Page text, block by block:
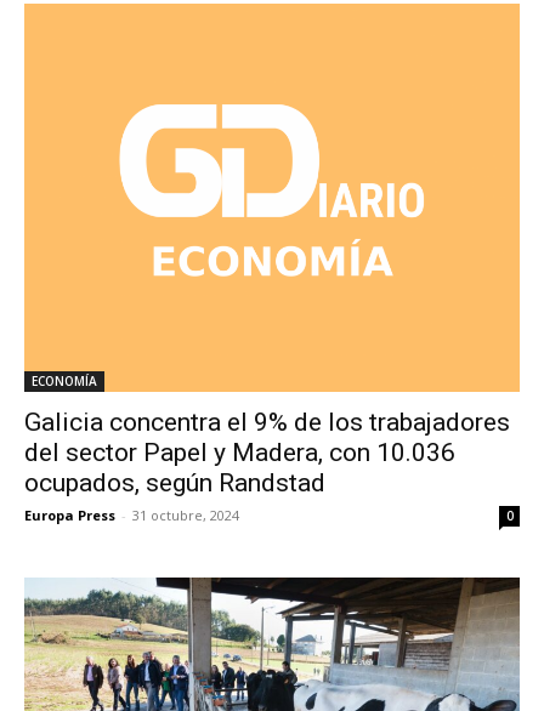
ECONOMÍA
Galicia concentra el 9% de los trabajadores
del sector Papel y Madera, con 10.036
ocupados, según Randstad
Europa Press - 31 octubre, 2024 0